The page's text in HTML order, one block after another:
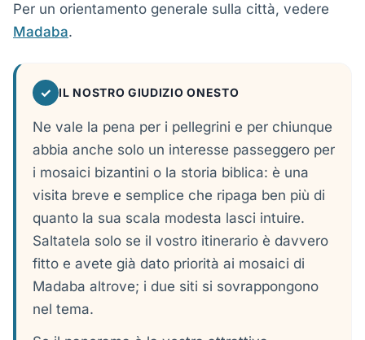
Per un orientamento generale sulla città, vedere
Madaba.
✓ IL NOSTRO GIUDIZIO ONESTO
Ne vale la pena per i pellegrini e per chiunque
abbia anche solo un interesse passeggero per
i mosaici bizantini o la storia biblica: è una
visita breve e semplice che ripaga ben più di
quanto la sua scala modesta lasci intuire.
Saltatela solo se il vostro itinerario è davvero
fitto e avete già dato priorità ai mosaici di
Madaba altrove; i due siti si sovrappongono
nel tema.